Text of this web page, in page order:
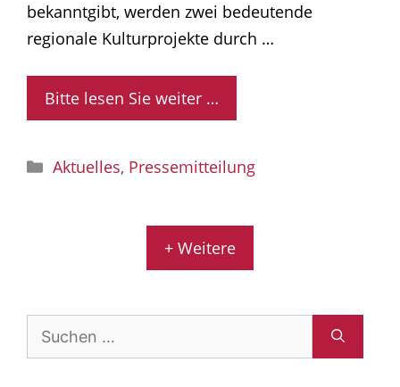
bekanntgibt, werden zwei bedeutende
regionale Kulturprojekte durch …
Bitte lesen Sie weiter …
Kategorien
Aktuelles, Pressemitteilung
+ Weitere
Suchen